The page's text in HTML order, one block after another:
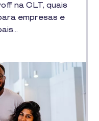
na CLT, quais
empresas e